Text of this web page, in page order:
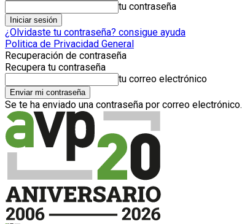
tu contraseña
¿Olvidaste tu contraseña? consigue ayuda
Politica de Privacidad General
Recuperación de contraseña
Recupera tu contraseña
tu correo electrónico
Se te ha enviado una contraseña por correo electrónico.